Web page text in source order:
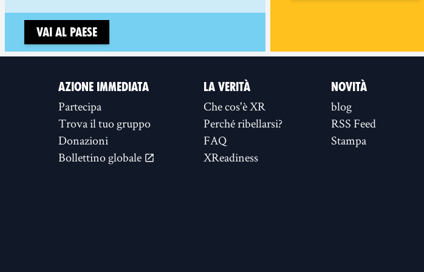
Vai al paese
AZIONE IMMEDIATA
Partecipa
Trova il tuo gruppo
Donazioni
Bollettino globale
LA VERITÀ
Che cos'è XR
Perché ribellarsi?
FAQ
XReadiness
NOVITÀ
blog
RSS Feed
Stampa